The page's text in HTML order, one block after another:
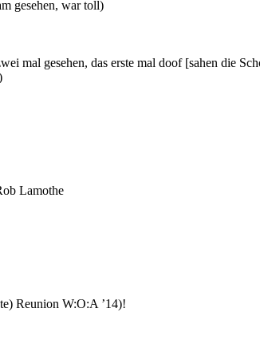
gesehen, war toll)
mal gesehen, das erste mal doof [sahen die
Lamothe
Reunion W:O:A ’14)!